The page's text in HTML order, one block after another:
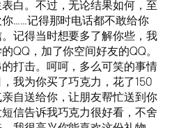
白。不过，无论结果如何，至
……记得那时电话都不敢给你
记得当时想要多了解你些，我
QQ，加了你空间好友的QQ。
打击。呵呵，多么可笑的事情
我为你买了巧克力，花了150
自送给你，让朋友帮忙送到你
信告诉我巧克力很好看，不舍